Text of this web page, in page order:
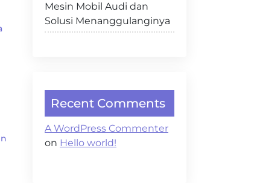
Mesin Mobil Audi dan
Solusi Menanggulanginya
Recent Comments
A WordPress Commenter
on Hello world!